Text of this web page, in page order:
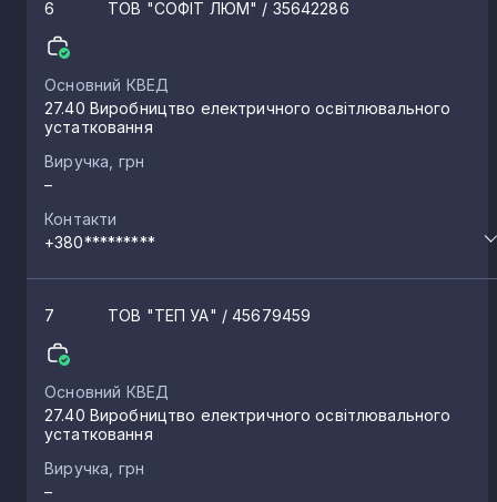
6 ТОВ "СОФІТ ЛЮМ" / 35642286
Основний КВЕД
27.40 Виробництво електричного освітлювального
устатковання
Виручка, грн
–
Контакти
+380*********
7 ТОВ "ТЕП УА" / 45679459
Основний КВЕД
27.40 Виробництво електричного освітлювального
устатковання
Виручка, грн
–